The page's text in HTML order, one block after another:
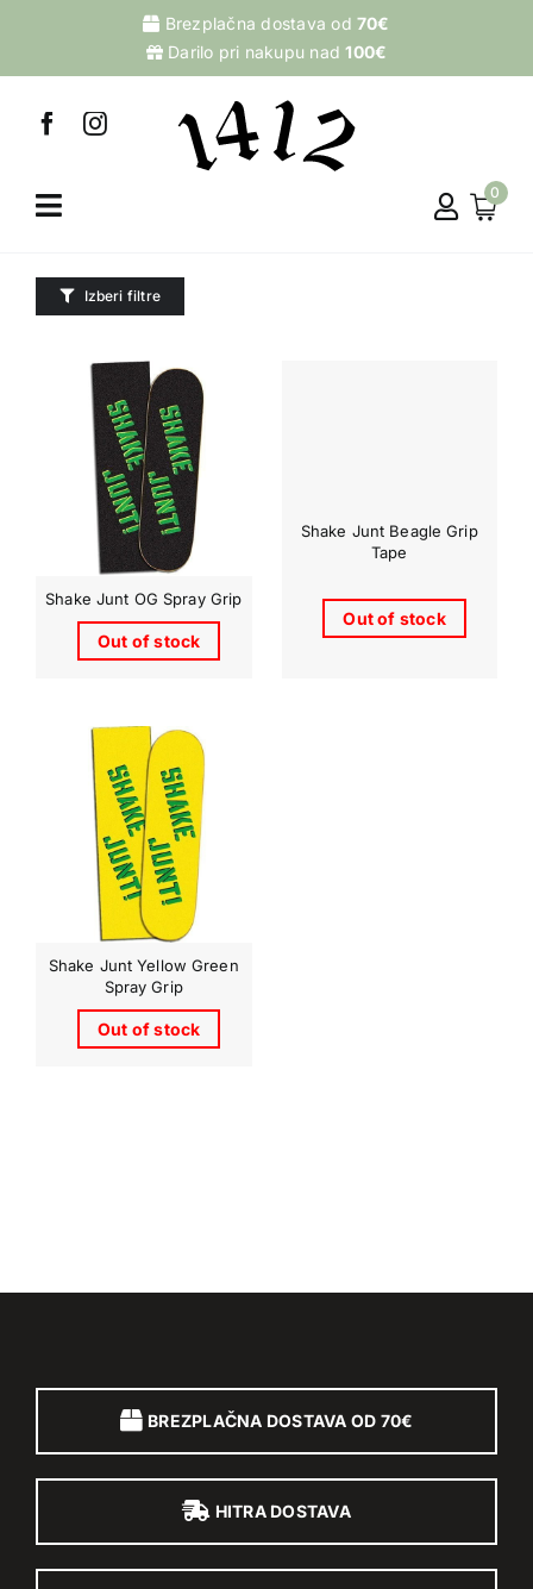
content
Brezplačna dostava od70€
Darilo pri nakupu nad100€
0
Izberi filtre
Shake Junt OG Spray Grip
Out of stock
Shake Junt Beagle Grip
Tape
Out of stock
Shake Junt Yellow Green
Spray Grip
Out of stock
BREZPLAČNA DOSTAVA OD 70€
HITRA DOSTAVA